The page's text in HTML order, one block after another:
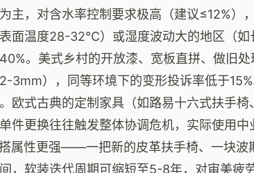
主，对含水率控制要求极高（建议≤12%）
面温度28-32℃）或湿度波动大的地区（如
。美式乡村的开放漆、宽板直拼、做旧处
3mm），同等环境下的变形投诉率低于15%
欧式古典的定制家具（如路易十六式扶手椅
件更换往往触发整体协调危机，实际使用中
属性更强——一把新的皮革扶手椅、一块波
，软装迭代周期可缩短至5-8年，对审美疲